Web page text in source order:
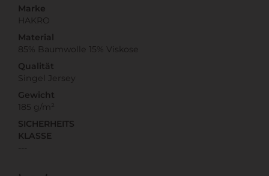
Marke
HAKRO
Material
85% Baumwolle 15% Viskose
Qualität
Singel Jersey
Gewicht
185 g/m²
SICHERHEITS
KLASSE